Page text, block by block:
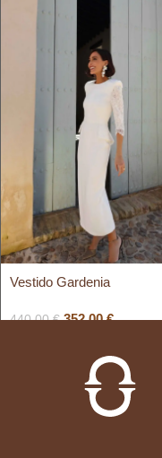
Vestido Gardenia
440,00€ 352,00€